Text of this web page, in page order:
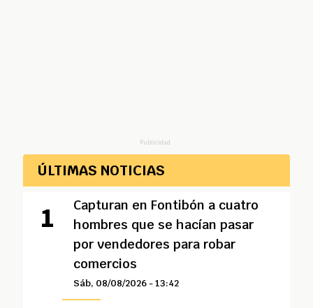
Publicidad
ÚLTIMAS NOTICIAS
Capturan en Fontibón a cuatro
hombres que se hacían pasar
por vendedores para robar
comercios
Sáb, 08/08/2026 - 13:42